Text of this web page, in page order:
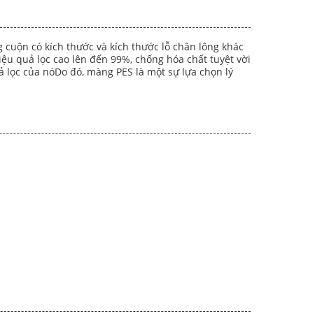
có kích thước và kích thước lỗ chân lông khác
quả lọc cao lên đến 99%, chống hóa chất tuyệt vời
của nóDo đó, màng PES là một sự lựa chọn lý